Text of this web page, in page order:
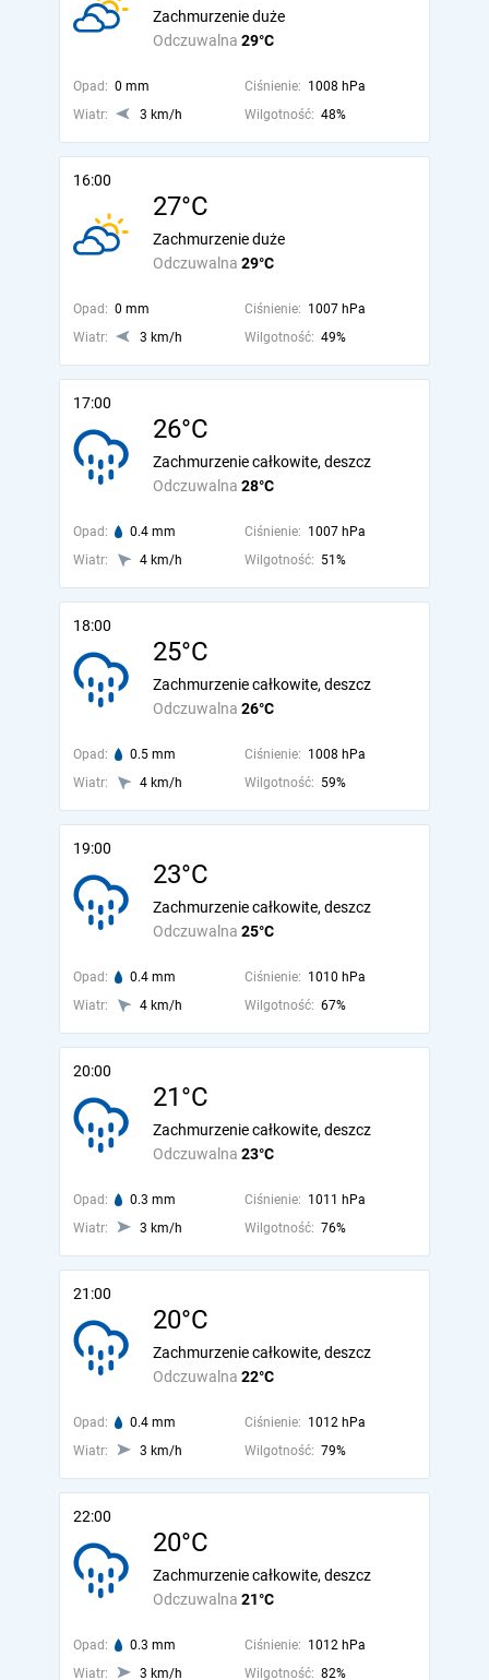
Odczuwalna 29°C
Zachmurzenie duże
Opad: 0 mm Ciśnienie: 1008 hPa
Wiatr:
3 km/h Wilgotność: 48%
16:00
27°C
Odczuwalna 29°C
Zachmurzenie duże
Opad: 0 mm Ciśnienie: 1007 hPa
Wiatr:
3 km/h Wilgotność: 49%
17:00
26°C
Odczuwalna 28°C
Zachmurzenie całkowite, deszcz
Opad: 0.4 mm Ciśnienie: 1007 hPa
Wiatr:
4 km/h Wilgotność: 51%
18:00
25°C
Odczuwalna 26°C
Zachmurzenie całkowite, deszcz
Opad: 0.5 mm Ciśnienie: 1008 hPa
Wiatr:
4 km/h Wilgotność: 59%
19:00
23°C
Odczuwalna 25°C
Zachmurzenie całkowite, deszcz
Opad: 0.4 mm Ciśnienie: 1010 hPa
Wiatr:
4 km/h Wilgotność: 67%
20:00
21°C
Odczuwalna 23°C
Zachmurzenie całkowite, deszcz
Opad: 0.3 mm Ciśnienie: 1011 hPa
Wiatr:
3 km/h Wilgotność: 76%
21:00
20°C
Odczuwalna 22°C
Zachmurzenie całkowite, deszcz
Opad: 0.4 mm Ciśnienie: 1012 hPa
Wiatr:
3 km/h Wilgotność: 79%
22:00
20°C
Odczuwalna 21°C
Zachmurzenie całkowite, deszcz
Opad: 0.3 mm Ciśnienie: 1012 hPa
Wiatr:
3 km/h Wilgotność: 82%